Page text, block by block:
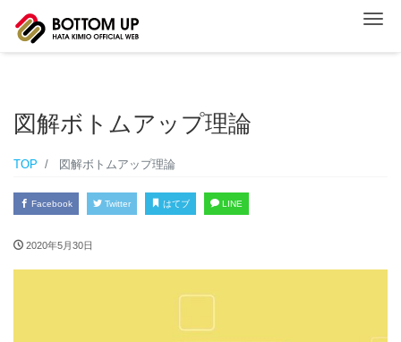
ナ
図解ボトムアップ理論
TOP 図解ボトムアップ理論
Facebook Twitter はてブ LINE
2020年5月30日